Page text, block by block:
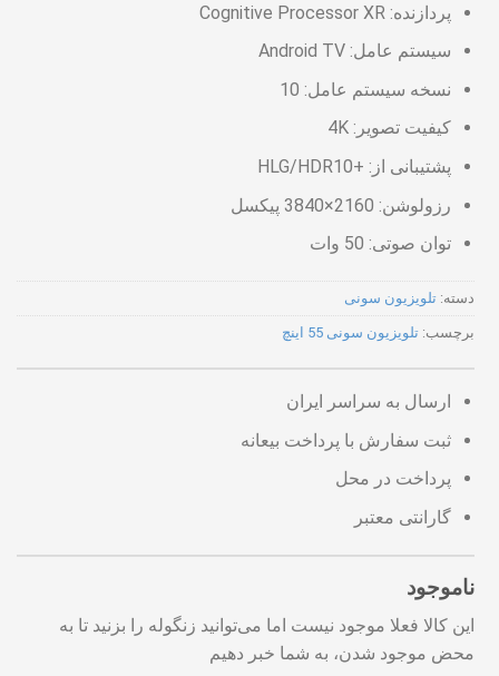
پردازنده: Cognitive Processor XR
سیستم عامل: Android TV
نسخه سیستم عامل: 10
کیفیت تصویر: 4K
پشتیبانی از: +HLG/HDR10
رزولوشن: 2160×3840 پیکسل
توان صوتی: 50 وات
دسته: تلویزیون سونی
برچسب: تلویزیون سونی 55 اینچ
ارسال به سراسر ایران
ثبت سفارش با پرداخت بیعانه
پرداخت در محل
گارانتی معتبر
ناموجود
این کالا فعلا موجود نیست اما می‌توانید زنگوله را بزنید تا به
محض موجود شدن، به شما خبر دهیم